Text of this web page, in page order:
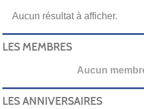
Aucun résultat à afficher.
LES MEMBRES
Aucun
LES ANNIVERSAIRES